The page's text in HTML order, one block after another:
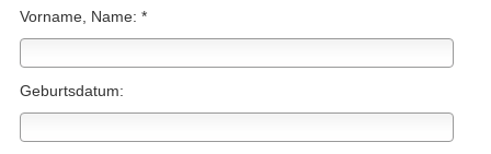
Vorname, Name: *
Geburts­datum: